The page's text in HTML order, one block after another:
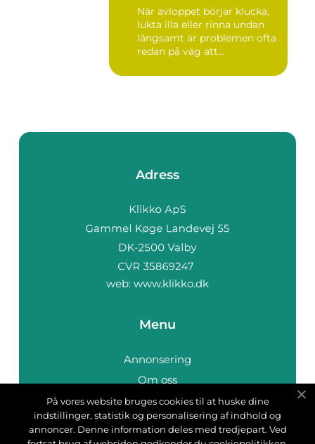
När avloppet börjar klucka,
lukta illa eller rinna undan
långsamt är problemen ofta
redan på väg att...
Adress
web: www.klikko.dk
Menu
Annonsering
Om oss
Cookies
Kontakta oss
Sitemap
På vores website bruges cookies til at huske dine
indstillinger, statistik og personalisering af indhold og
annoncer. Denne information deles med tredjepart. Ved